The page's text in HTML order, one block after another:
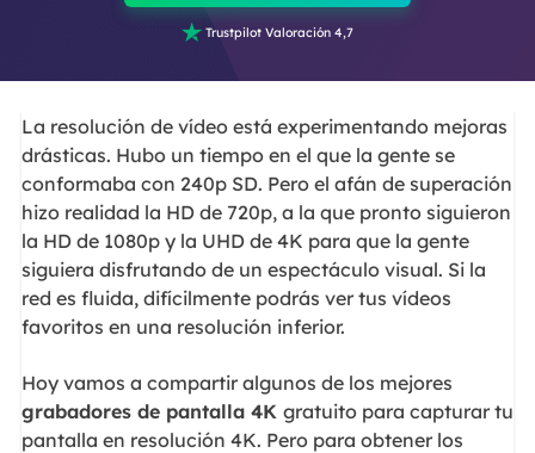
 Trustpilot Valoración 4,7
La resolución de vídeo está experimentando mejoras
drásticas. Hubo un tiempo en el que la gente se
conformaba con 240p SD. Pero el afán de superación
hizo realidad la HD de 720p, a la que pronto siguieron
la HD de 1080p y la UHD de 4K para que la gente
siguiera disfrutando de un espectáculo visual. Si la
red es fluida, difícilmente podrás ver tus vídeos
favoritos en una resolución inferior.
Hoy vamos a compartir algunos de los mejores
grabadores de pantalla 4K gratuito para capturar tu
pantalla en resolución 4K. Pero para obtener los